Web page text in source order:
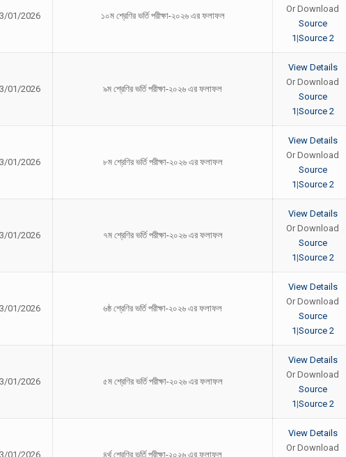
01/2026 ১০ম শ্রেণির ভর্তি পরীক্ষা-২০২৬ এর ফলাফল
Or Download
Source
1|Source 2
01/2026 ৯ম শ্রেণির ভর্তি পরীক্ষা-২০২৬ এর ফলাফল
View Details
Or Download
Source
1|Source 2
01/2026 ৮ম শ্রেণির ভর্তি পরীক্ষা-২০২৬ এর ফলাফল
View Details
Or Download
Source
1|Source 2
01/2026 ৭ম শ্রেণির ভর্তি পরীক্ষা-২০২৬ এর ফলাফল
View Details
Or Download
Source
1|Source 2
01/2026 ৬ষ্ঠ শ্রেণির ভর্তি পরীক্ষা-২০২৬ এর ফলাফল
View Details
Or Download
Source
1|Source 2
01/2026 ৫ম শ্রেণির ভর্তি পরীক্ষা-২০২৬ এর ফলাফল
View Details
Or Download
Source
1|Source 2
01/2026 ৪র্থ শ্রেণির ভর্তি পরীক্ষা-২০২৬ এর ফলাফল
View Details
Or Download